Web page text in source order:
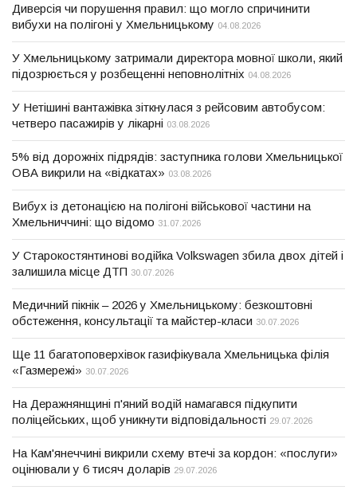
Диверсія чи порушення правил: що могло спричинити
вибухи на полігоні у Хмельницькому 04.08.2026
У Хмельницькому затримали директора мовної школи, який
підозрюється у розбещенні неповнолітніх 04.08.2026
У Нетішині вантажівка зіткнулася з рейсовим автобусом:
четверо пасажирів у лікарні 03.08.2026
5% від дорожніх підрядів: заступника голови Хмельницької
ОВА викрили на «відкатах» 03.08.2026
Вибух із детонацією на полігоні військової частини на
Хмельниччині: що відомо 31.07.2026
У Старокостянтинові водійка Volkswagen збила двох дітей і
залишила місце ДТП 30.07.2026
Медичний пікнік – 2026 у Хмельницькому: безкоштовні
обстеження, консультації та майстер-класи 30.07.2026
Ще 11 багатоповерхівок газифікувала Хмельницька філія
«Газмережі» 30.07.2026
На Деражнянщині п'яний водій намагався підкупити
поліцейських, щоб уникнути відповідальності 29.07.2026
На Кам'янеччині викрили схему втечі за кордон: «послуги»
оцінювали у 6 тисяч доларів 29.07.2026